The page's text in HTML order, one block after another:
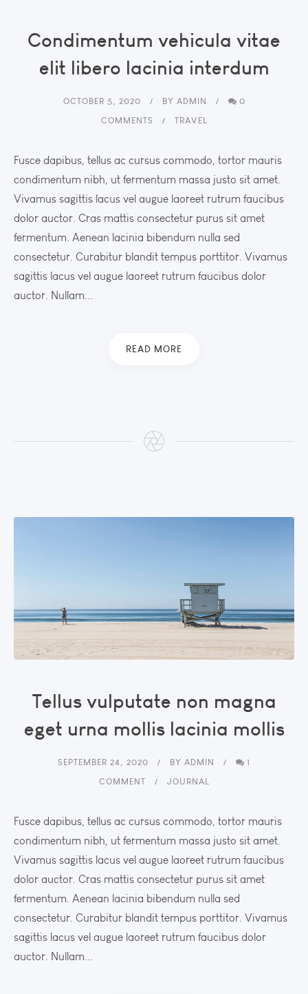
Condimentum vehicula vitae
elit libero lacinia interdum
OCTOBER 5, 2020 BY ADMIN
0
COMMENTS
TRAVEL
Fusce dapibus, tellus ac cursus commodo, tortor mauris
condimentum nibh, ut fermentum massa justo sit amet.
Vivamus sagittis lacus vel augue laoreet rutrum faucibus
dolor auctor. Cras mattis consectetur purus sit amet
fermentum. Aenean lacinia bibendum nulla sed
consectetur. Curabitur blandit tempus porttitor. Vivamus
sagittis lacus vel augue laoreet rutrum faucibus dolor
auctor. Nullam...
READ MORE
Tellus vulputate non magna
eget urna mollis lacinia mollis
SEPTEMBER 24, 2020 BY ADMIN
1
COMMENT
JOURNAL
Fusce dapibus, tellus ac cursus commodo, tortor mauris
condimentum nibh, ut fermentum massa justo sit amet.
Vivamus sagittis lacus vel augue laoreet rutrum faucibus
dolor auctor. Cras mattis consectetur purus sit amet
fermentum. Aenean lacinia bibendum nulla sed
consectetur. Curabitur blandit tempus porttitor. Vivamus
sagittis lacus vel augue laoreet rutrum faucibus dolor
auctor. Nullam...